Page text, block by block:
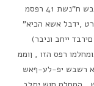
Devarim םירבד תשרפ ח"נשת באב העשת ,ןוזח תבש ח"נשת 41 רפסמ
,ידבל אשא הכיא"
ייחב וניבר)
רפס הזו , ןוממ
רשבש יפ-לע-ףאש